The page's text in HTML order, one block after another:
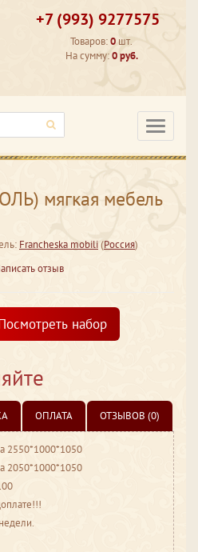
+7 (993) 9277575
Товаров:0 шт.
На сумму:0 руб.
мягкая мебель
Francheska mobili(Россия)
отзыв
набор
ОПЛАТА ОТЗЫВОВ (0)
2550*1000*1050
2050*1000*1050